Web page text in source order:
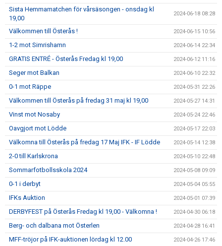
Sista Hemmamatchen för vårsäsongen - onsdag kl
19,00
2024-06-18 08:28
Välkommen till Österås ! 2024-06-15 10:56
1-2 mot Simrishamn 2024-06-14 22:34
GRATIS ENTRÉ - Österås Fredag kl 19,00 2024-06-12 11:16
Seger mot Balkan 2024-06-10 22:32
0-1 mot Räppe 2024-05-31 22:26
Välkommen till Österås på fredag 31 maj kl 19,00 2024-05-27 14:31
Vinst mot Nosaby 2024-05-24 22:46
Oavgjort mot Lödde 2024-05-17 22:03
Välkomna till Österås på fredag 17 Maj IFK - IF Lödde 2024-05-14 12:38
2-0 till Karlskrona 2024-05-10 22:48
Sommarfotbollsskola 2024 2024-05-08 09:09
0-1 i derbyt 2024-05-04 05:55
IFKs Auktion 2024-05-01 07:39
DERBYFEST på Österås Fredag kl 19,00 - Välkomna ! 2024-04-30 06:18
Berg- och dalbana mot Österlen 2024-04-28 16:41
MFF-tröjor på IFK-auktionen lördag kl 12.00 2024-04-26 17:46